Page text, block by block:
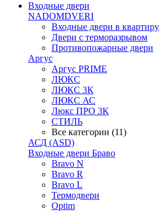
Входные двери
NADOMDVERI
Входные двери в квартиру
Двери с терморазрывом
Противопожарные двери
Аргус
Аргус PRIME
ЛЮКС
ЛЮКС 3К
ЛЮКС АС
Люкс ПРО 3К
СТИЛЬ
Все категории (11)
АСД (ASD)
Входные двери Браво
Bravo N
Bravo R
Bravo L
Термодвери
Optim